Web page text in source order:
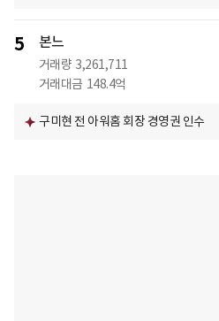
5 본느
거래량 3,261,711
거래대금 148.4억
구미현 전 아워홈 회장 경영권 인수